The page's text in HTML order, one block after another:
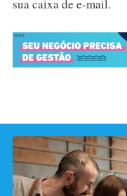
sua caixa de e-mail.